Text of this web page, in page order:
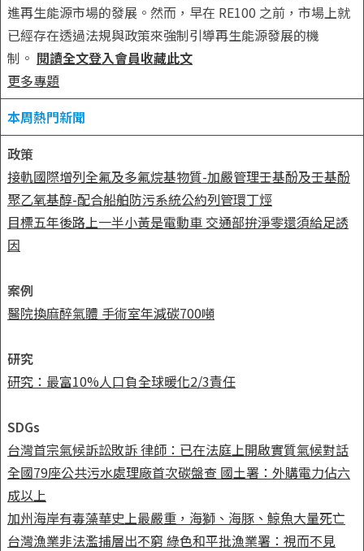
進再生能源市場的發展。然而，早在 RE100 之前，市場上就
已經存在透過法規與政策來強制引導再生能源發展的機
制。 閱讀全文登入會員收藏此文
更多專題
本周熱門新聞
政策
接軌國際增列全氟及多氟烷基物質-加嚴管理壬基酚及壬基酚
聚乙氧基醇-配合船舶防污系統公約列管環丁烴
目標五年後路上一半小黃是電動車 交通部拚淨零還須給足誘
因
案例
醫院換麻醉氣體 手術室年減碳700噸
研究
研究：最富10%人口負全球暖化2/3責任
SDGs
台灣首宗氣候訴訟敗訴 律師：已在法庭上開啟實質氣候對話
全國79座公共污水處理廠首次碳盤查 國土署：外購電力佔六
成以上
加州海岸有毒藻華史上最嚴重，海獅、海豚、鯨魚大量死亡
台灣漁業非法濫捕層出不窮 綠色和平批漁業署：視而不見